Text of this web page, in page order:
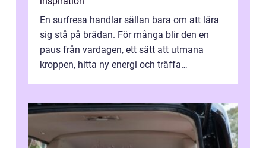
En surfresa handlar sällan bara om att lära
sig stå på brädan. För många blir den en
paus från vardagen, ett sätt att utmana
kroppen, hitta ny energi och träffa